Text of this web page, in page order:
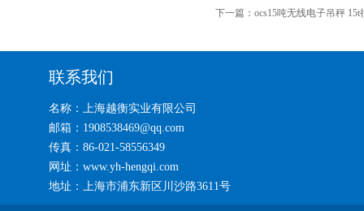
下一篇： ocs15吨无线电子吊秤
联系我们
名称：上海越衡实业有限公司
邮箱：1908538469@qq.com
传真：86-021-58556349
网址：www.yh-hengqi.com
地址：上海市浦东新区川沙路3611号